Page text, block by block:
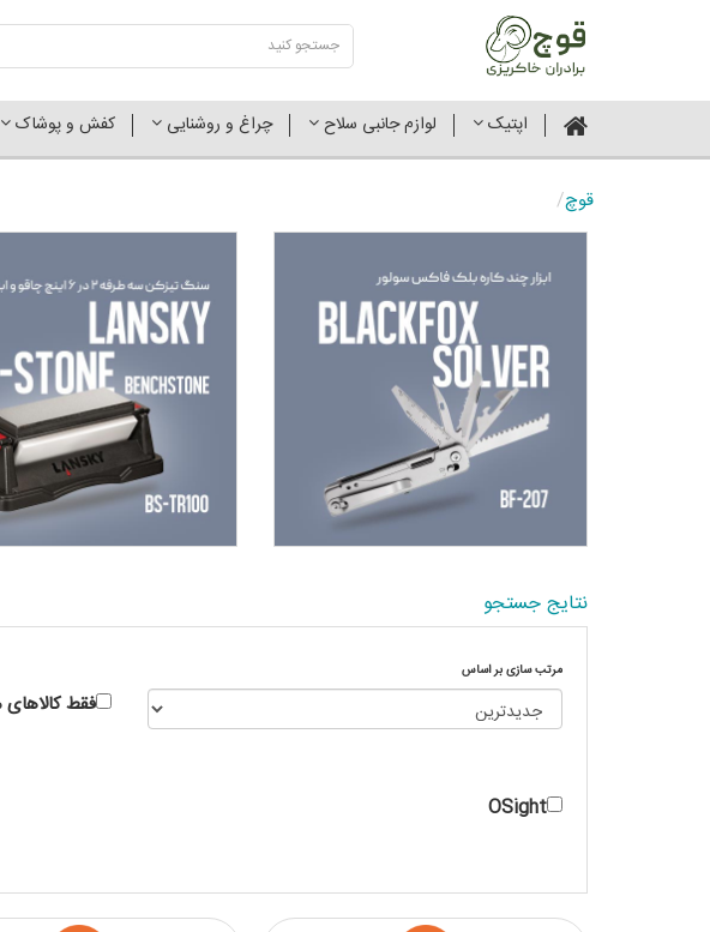
اپتیک لوازم جانبی سلاح چراغ و روشنایی کفش و پوشاک
قوچ/
نتایج جستجو
مرتب سازی بر اساس
فقط
OSight